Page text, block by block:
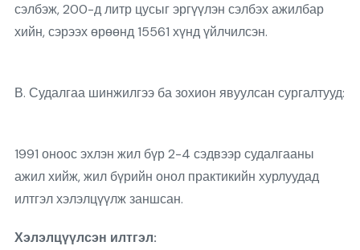
сэлбэж, 200-д литр цусыг эргүүлэн сэлбэх ажилбар
хийн, сэрээх өрөөнд 15561 хүнд үйлчилсэн.
В. Судалгаа шинжилгээ ба зохион явуулсан сургалтууд:
1991 оноос эхлэн жил бүр 2-4 сэдвээр судалгааны
ажил хийж, жил бүрийн онол практикийн хурлуудад
илтгэл хэлэлцүүлж заншсан.
Хэлэлцүүлсэн илтгэл: